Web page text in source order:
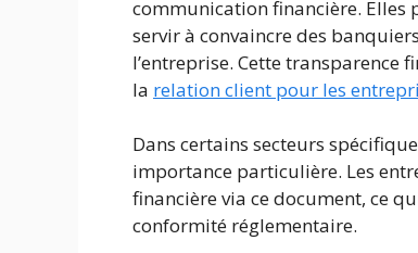
communication financière. Elles
servir à convaincre des
l’entreprise. Cette transparence
la relation client pour les
Dans certains secteurs
importance particulière. Les
financière via ce document, ce
conformité réglementaire.